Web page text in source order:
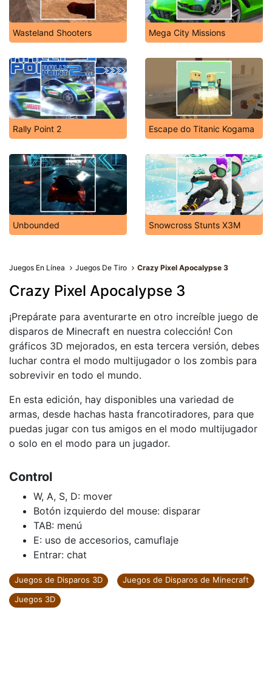
Wasteland Shooters Mega City Missions
Rally Point 2 Escape do Titanic Kogama
Unbounded Snowcross Stunts X3M
Juegos En Línea Juegos De Tiro Crazy Pixel Apocalypse 3
Crazy Pixel Apocalypse 3
¡Prepárate para aventurarte en otro increíble juego de
disparos de Minecraft en nuestra colección! Con
gráficos 3D mejorados, en esta tercera versión, debes
luchar contra el modo multijugador o los zombis para
sobrevivir en todo el mundo.
En esta edición, hay disponibles una variedad de
armas, desde hachas hasta francotiradores, para que
puedas jugar con tus amigos en el modo multijugador
o solo en el modo para un jugador.
Control
W, A, S, D: mover
Botón izquierdo del mouse: disparar
TAB: menú
E: uso de accesorios, camuflaje
Entrar: chat
Juegos de Disparos 3D
Juegos de Disparos de Minecraft
Juegos 3D